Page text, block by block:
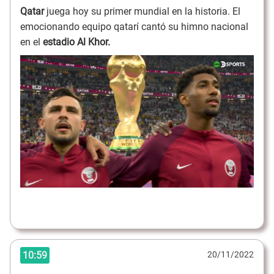
Qatar juega hoy su primer mundial en la historia. El
emocionando equipo qatarí cantó su himno nacional
en el estadio Al Khor.
10:59 20/11/2022